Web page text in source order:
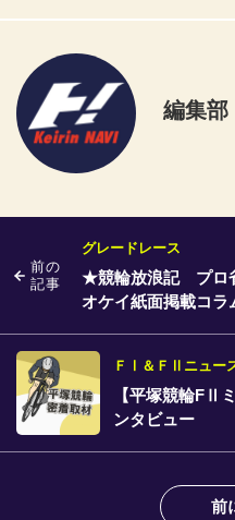
編集部
前の
記事
グレードレース
★競輪放浪記 プロ
オケイ紙面掲載コ
ＦⅠ＆ＦⅡニュー
【平塚競輪FⅡ
ンタビュー
前